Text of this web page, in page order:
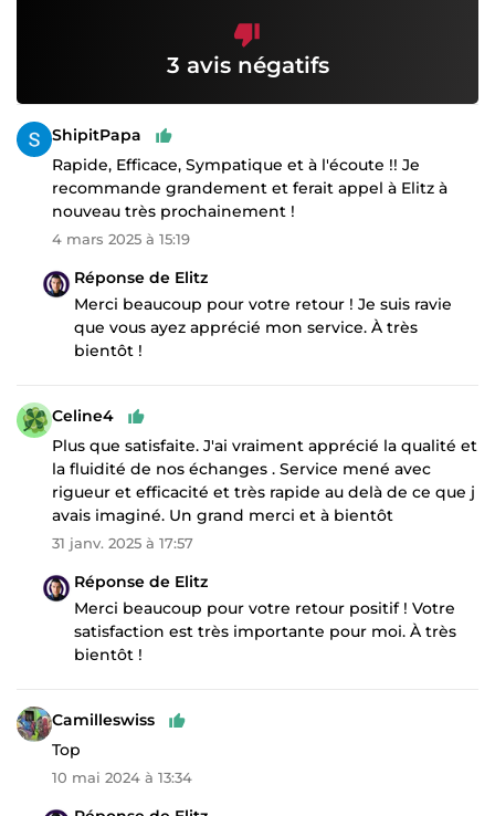
3 avis négatifs
ShipitPapa
Rapide, Efficace, Sympatique et à l'écoute !! Je
recommande grandement et ferait appel à Elitz à
nouveau très prochainement !
4 mars 2025 à 15:19
Réponse de Elitz
Merci beaucoup pour votre retour ! Je suis ravie
que vous ayez apprécié mon service. À très
bientôt !
Celine4
Plus que satisfaite. J'ai vraiment apprécié la qualité et
la fluidité de nos échanges . Service mené avec
rigueur et efficacité et très rapide au delà de ce que j
avais imaginé. Un grand merci et à bientôt
31 janv. 2025 à 17:57
Réponse de Elitz
Merci beaucoup pour votre retour positif ! Votre
satisfaction est très importante pour moi. À très
bientôt !
Camilleswiss
Top
10 mai 2024 à 13:34